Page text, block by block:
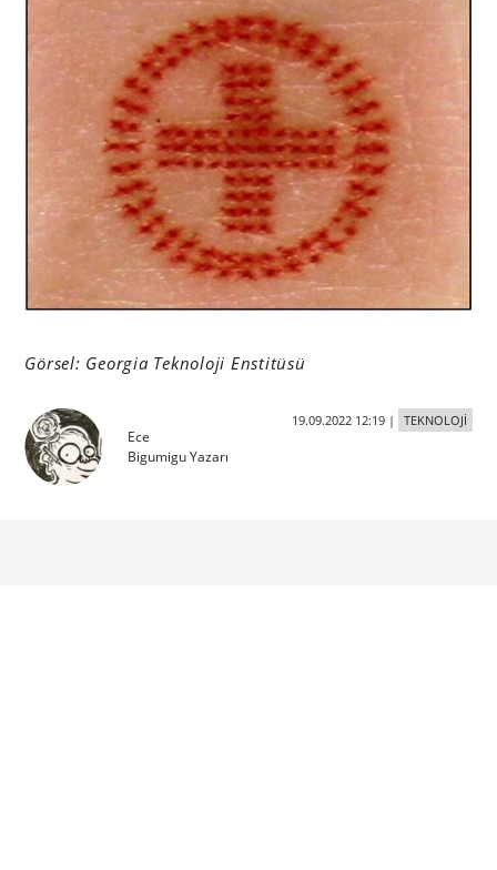
Görsel: Georgia Teknoloji Enstitüsü
Ece
Bigumigu Yazarı
19.09.2022 12:19| TEKNOLOJİ